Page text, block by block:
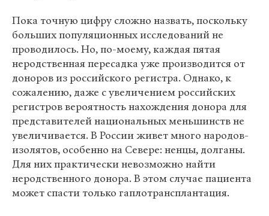
Пока точную цифру сложно назвать, поскольку
больших популяционных исследований не
проводилось. Но, по-моему, каждая пятая
неродственная пересадка уже производится от
доноров из российского регистра. Однако, к
сожалению, даже с увеличением российских
регистров вероятность нахождения донора для
представителей национальных меньшинств не
увеличивается. В России живет много народов-
изолятов, особенно на Севере: ненцы, долганы.
Для них практически невозможно найти
неродственного донора. В этом случае пациента
может спасти только гаплотрансплантация.